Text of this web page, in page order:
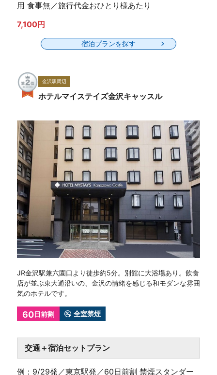
用 食事無／旅行代金おひとり様あたり
7,100円
宿泊プランを探す
金沢駅周辺
ホテルマイステイズ金沢キャッスル
交通＋宿泊セットプラン
例：9/29発／東京駅発／60日前割 禁煙スタンダー
JR金沢駅兼六園口より徒歩約5分。別館に大浴場あり。飲食
店が並ぶ東大通沿いの、金沢の情緒を感じる和モダンな雰囲
気のホテルです。
60日前割 全室禁煙